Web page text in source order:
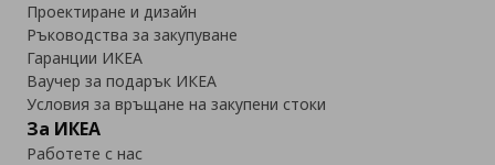
Проектиране и дизайн
Ръководства за закупуване
Гаранции ИКЕА
Ваучер за подарък ИКЕА
Условия за връщане на закупени стоки
За ИКЕА
Работете с нас